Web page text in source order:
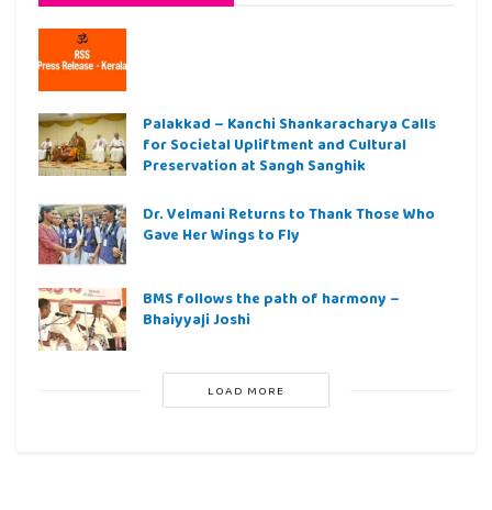
Palakkad – Kanchi Shankaracharya Calls
for Societal Upliftment and Cultural
Preservation at Sangh Sanghik
Dr. Velmani Returns to Thank Those Who
Gave Her Wings to Fly
BMS follows the path of harmony –
Bhaiyyaji Joshi
LOAD MORE